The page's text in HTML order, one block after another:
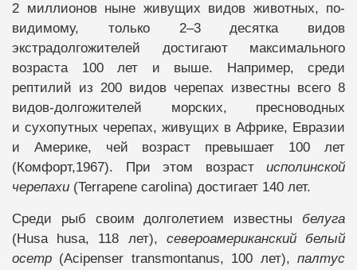
2 миллионов ныне живущих видов животных, по-
видимому, только 2–3 десятка видов
экстрадолгожителей достигают максимального
возраста 100 лет и выше. Например, среди
рептилий из 200 видов черепах известны всего 8
видов-долгожителей морских, пресноводных
и сухопутных черепах, живущих в Африке, Евразии
и Америке, чей возраст превышает 100 лет
(Комфорт,1967). При этом возраст исполинской
черепахи (Terrapene carolina) достигает 140 лет.
Среди рыб своим долголетием известны белуга
(Husa husa, 118 лет), североамериканский белый
осетр (Acipenser transmontanus, 100 лет), палтус